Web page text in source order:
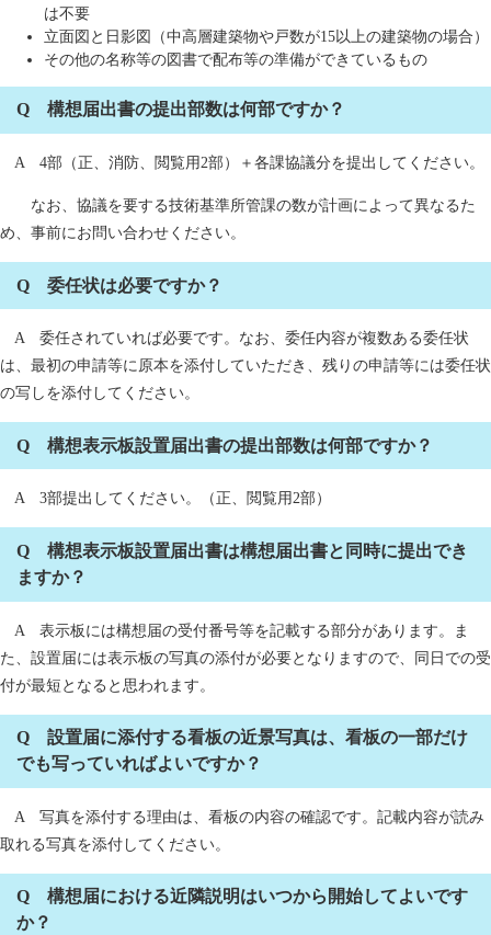
は不要
立面図と日影図（中高層建築物や戸数が15以上の建築物の場合）
その他の名称等の図書で配布等の準備ができているもの
Q 構想届出書の提出部数は何部ですか？
A 4部（正、消防、閲覧用2部）＋各課協議分を提出してください。
なお、協議を要する技術基準所管課の数が計画によって異なるた
め、事前にお問い合わせください。
Q 委任状は必要ですか？
A 委任されていれば必要です。なお、委任内容が複数ある委任状
は、最初の申請等に原本を添付していただき、残りの申請等には委任状
の写しを添付してください。
Q 構想表示板設置届出書の提出部数は何部ですか？
A 3部提出してください。（正、閲覧用2部）
Q 構想表示板設置届出書は構想届出書と同時に提出でき
ますか？
A 表示板には構想届の受付番号等を記載する部分があります。ま
た、設置届には表示板の写真の添付が必要となりますので、同日での受
付が最短となると思われます。
Q 設置届に添付する看板の近景写真は、看板の一部だけ
でも写っていればよいですか？
A 写真を添付する理由は、看板の内容の確認です。記載内容が読み
取れる写真を添付してください。
Q 構想届における近隣説明はいつから開始してよいです
か？